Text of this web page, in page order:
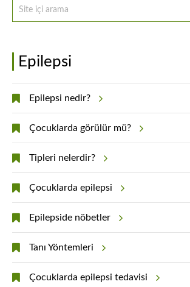
Epilepsi
Epilepsi nedir?
Çocuklarda görülür mü?
Tipleri nelerdir?
Çocuklarda epilepsi
Epilepside nöbetler
Tanı Yöntemleri
Çocuklarda epilepsi tedavisi